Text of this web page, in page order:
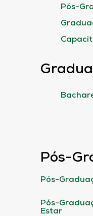
Pós-
Pós-
Pós-
Pós-
Estar